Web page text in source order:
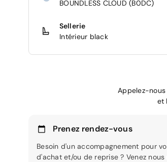
BOUNDLESS CLOUD (B0DC)
Sellerie
Intérieur black
Appelez-nous
et
Prenez rendez-vous
Besoin d'un accompagnement pour
d'achat et/ou de reprise ? Venez